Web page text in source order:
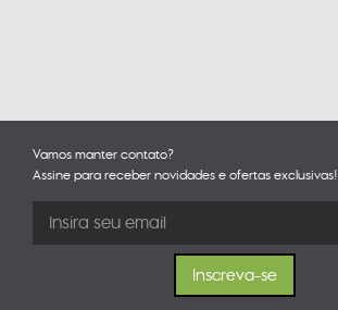
Vamos manter contato?
Assine para receber novidades e ofertas exclusivas!